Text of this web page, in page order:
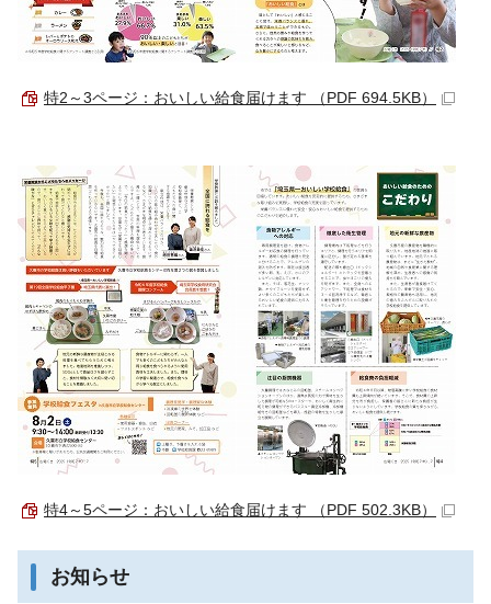
特2～3ページ：おいしい給食届けます （PDF 694.5KB）
特4～5ページ：おいしい給食届けます （PDF 502.3KB）
お知らせ